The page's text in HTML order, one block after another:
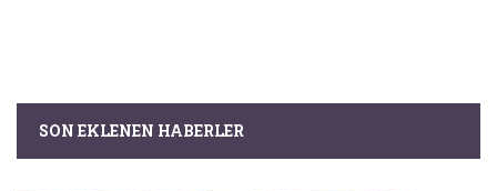
SON EKLENEN HABERLER